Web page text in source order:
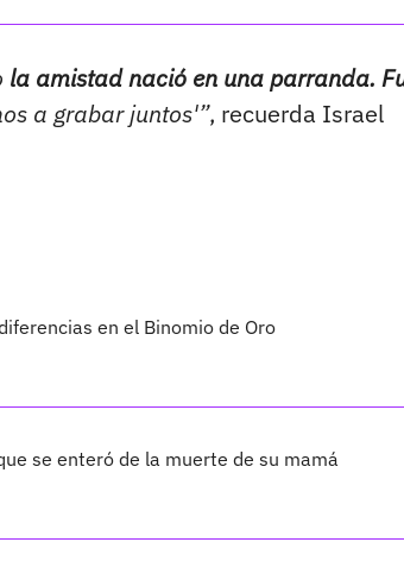
la amistad nació en una parranda.
a grabar juntos'”, recuerda Israel
en el Binomio de Oro
se enteró de la muerte de su mamá